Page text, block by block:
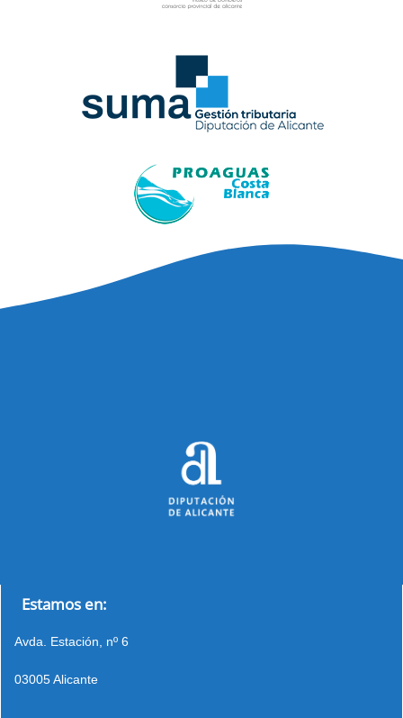
Estamos en:
Avda. Estación, nº 6
03005 Alicante